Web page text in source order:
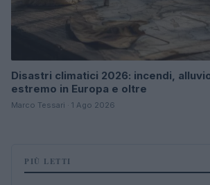
Disastri climatici 2026: incendi,
estremo in Europa e oltre
Marco Tessari · 1 Ago 2026
PIÙ LETTI